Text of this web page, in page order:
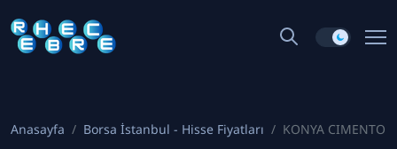
Anasayfa Borsa İstanbul - Hisse Fiyatları KONYA CIMENTO